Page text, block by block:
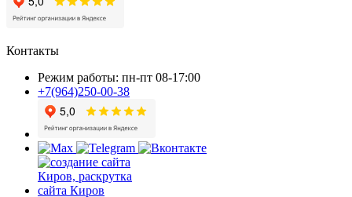
Контакты
Режим работы: пн-пт 08-17:00
+7(964)250-00-38